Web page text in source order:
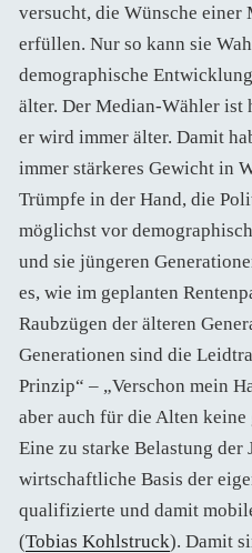
versucht, die Wünsche einer
erfüllen. Nur so kann sie
demographische
älter. Der Median-Wähler ist
er wird immer älter. Damit
immer stärkeres Gewicht in
Trümpfe in der Hand, die
möglichst vor
und sie jüngeren
es, wie im geplanten
Raubzügen der älteren
Generationen sind die
Prinzip“ – „Verschon mein
aber auch für die Alten
Eine zu starke Belastung der
wirtschaftliche Basis der
qualifizierte und damit
(Tobias Kohlstruck). Damit